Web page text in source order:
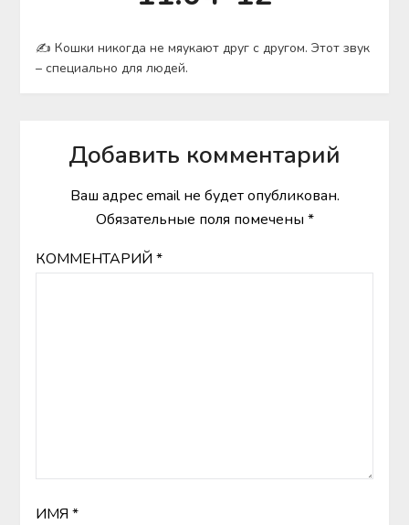
✍ Кошки никогда не мяукают друг с другом. Этот звук
– специально для людей.
Добавить комментарий
Ваш адрес email не будет опубликован.
Обязательные поля помечены *
КОММЕНТАРИЙ *
ИМЯ *